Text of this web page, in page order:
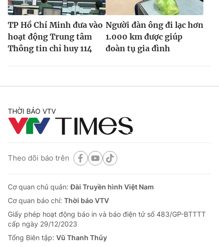
TP Hồ Chí Minh đưa vào
hoạt động Trung tâm
Thông tin chỉ huy 114
Người đàn ông đi lạc hơn
1.000 km được giúp
đoàn tụ gia đình
THỜI BÁO VTV
Theo dõi báo trên
Cơ quan chủ quản:Đài Truyền hình Việt Nam
Cơ quan báo chí: Thời báo VTV
Giấy phép hoạt động báo in và báo điện tử số 483/GP-BTTTT
cấp ngày 29/12/2023
Tổng Biên tập: Vũ Thanh Thủy